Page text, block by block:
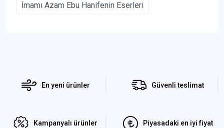
İmamı Azam Ebu Hanifenin Eserleri
En yeni ürünler Güvenli teslimat
Kampanyalı ürünler Piyasadaki en iyi fiyat